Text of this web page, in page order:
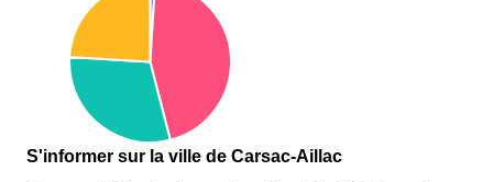
S'informer sur la ville de Carsac-Aillac